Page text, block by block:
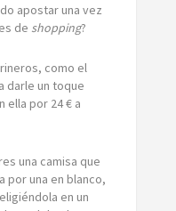
apostar una vez
de shopping?
como el
darle un toque
ella por 24 € a
una camisa que
por una en blanco,
en un